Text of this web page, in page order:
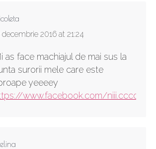
decembrie 2016 at 21:24
as face machiajul de mai sus la
surorii mele care este
yeeeey
www.facebook.com/niii.ccco